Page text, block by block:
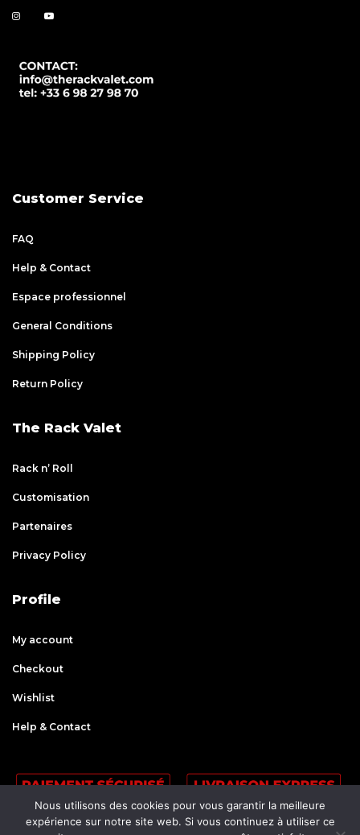
Customer Service
FAQ
Help & Contact
Espace professionnel
General Conditions
Shipping Policy
Return Policy
The Rack Valet
Rack n’ Roll
Customisation
Partenaires
Privacy Policy
Profile
My account
Checkout
Wishlist
Help & Contact
Nous utilisons des cookies pour vous garantir la meilleure
expérience sur notre site web. Si vous continuez à utiliser ce